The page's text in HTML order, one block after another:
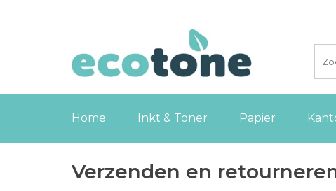
Home Inkt & Toner Papier
Verzenden en